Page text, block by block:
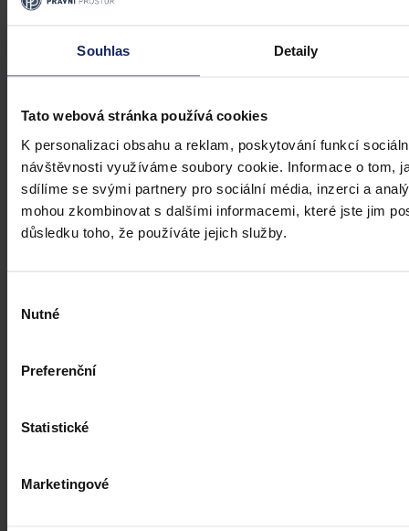
Souhlas Detaily
Tato webová stránka používá cookies
K personalizaci obsahu a reklam, poskytování funkcí
návštěvnosti využíváme soubory cookie. Informace o tom,
sdílíme se svými partnery pro sociální média, inzerci a
mohou zkombinovat s dalšími informacemi, které jste jim
důsledku toho, že používáte jejich služby.
souhlasu
Nutné
Preferenční
Statistické
Marketingové
K otázce testování zaměstnanců na
Povinnost testování zaměstnanců na Covid-19 je v současné době
velmi diskutovanou otázkou. Jak testování nastavit a co když
zaměstnanec test odmítne?
JUDr. Vladana Vališová, LL.M. • 25. února 2021, 10:44